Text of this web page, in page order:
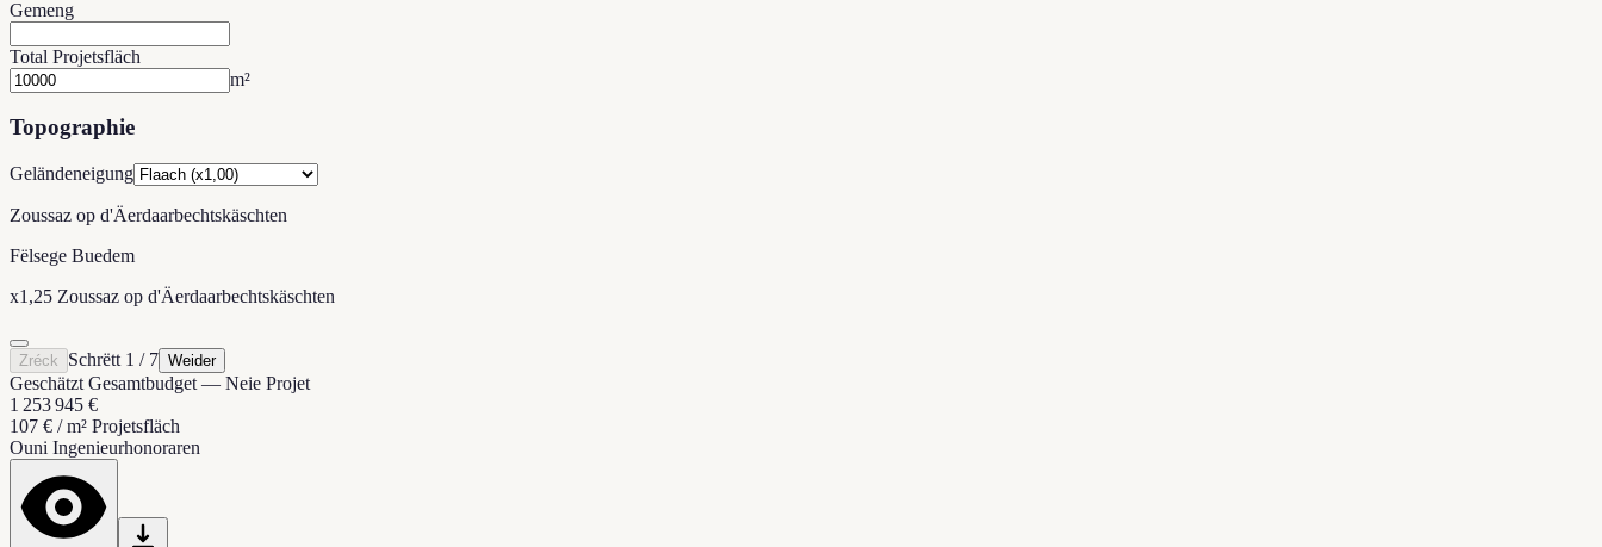
Gemeng
Total Projetsfläch
m²
Topographie
Geländeneigung
Zoussaz op d'Äerdaarbechtskäschten
Fëlsege Buedem
x1,25 Zoussaz op d'Äerdaarbechtskäschten
Zréck Schrëtt 1 / 7 Weider
Geschätzt Gesamtbudget — Neie Projet
1 253 945 €
107 € /m² Projetsfläch
Ouni Ingenieurhonoraren